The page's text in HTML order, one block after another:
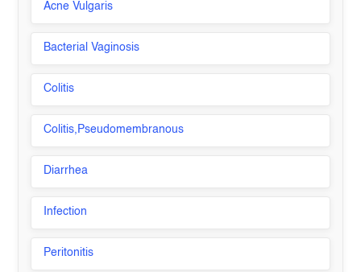
Acne Vulgaris
Bacterial Vaginosis
Colitis
Colitis,Pseudomembranous
Diarrhea
Infection
Peritonitis